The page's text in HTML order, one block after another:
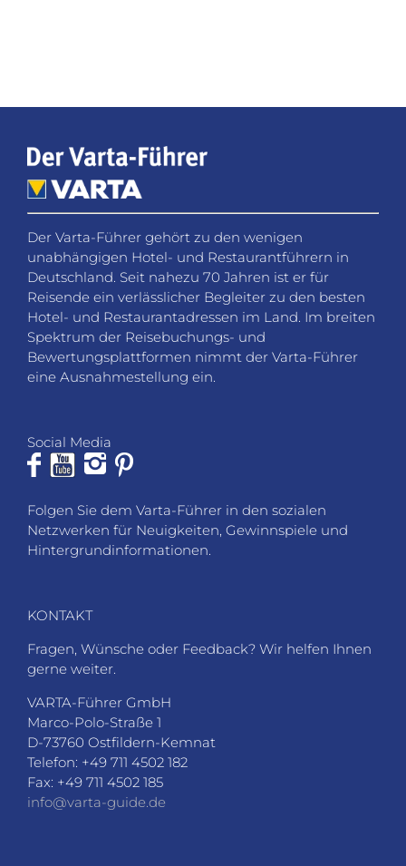
Der Varta-Führer gehört zu den wenigen
unabhängigen Hotel- und Restaurantführern in
Deutschland. Seit nahezu 70 Jahren ist er für
Reisende ein verlässlicher Begleiter zu den besten
Hotel- und Restaurantadressen im Land. Im breiten
Spektrum der Reisebuchungs- und
Bewertungsplattformen nimmt der Varta-Führer
eine Ausnahmestellung ein.
Social Media
Folgen Sie dem Varta-Führer in den sozialen
Netzwerken für Neuigkeiten, Gewinnspiele und
Hintergrundinformationen.
KONTAKT
Fragen, Wünsche oder Feedback? Wir helfen Ihnen
gerne weiter.
VARTA-Führer GmbH
Marco-Polo-Straße 1
D-73760 Ostfildern-Kemnat
Telefon: +49 711 4502 182
Fax: +49 711 4502 185
info@varta-guide.de